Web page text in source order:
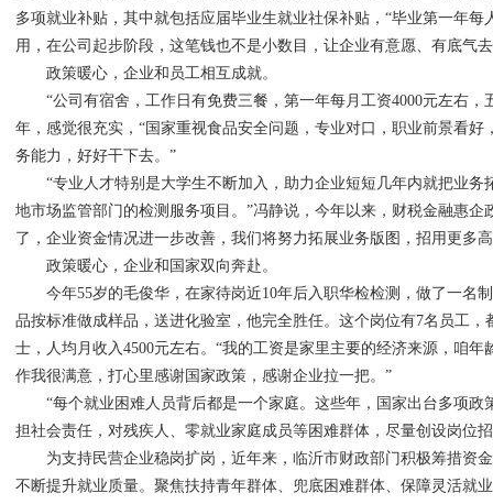
多项就业补贴，其中就包括应届毕业生就业社保补贴，“毕业第一年每
用，在公司起步阶段，这笔钱也不是小数目，让企业有意愿、有底气
政策暖心，企业和员工相互成就。
“公司有宿舍，工作日有免费三餐，第一年每月工资4000元左右，
年，感觉很充实，“国家重视食品安全问题，专业对口，职业前景看
务能力，好好干下去。”
“专业人才特别是大学生不断加入，助力企业短短几年内就把业务
地市场监管部门的检测服务项目。”冯静说，今年以来，财税金融惠企
了，企业资金情况进一步改善，我们将努力拓展业务版图，招用更多
政策暖心，企业和国家双向奔赴。
今年55岁的毛俊华，在家待岗近10年后入职华检检测，做了一名
品按标准做成样品，送进化验室，他完全胜任。这个岗位有7名员工，
士，人均月收入4500元左右。“我的工资是家里主要的经济来源，咱
作我很满意，打心里感谢国家政策，感谢企业拉一把。”
“每个就业困难人员背后都是一个家庭。这些年，国家出台多项政
担社会责任，对残疾人、零就业家庭成员等困难群体，尽量创设岗位
为支持民营企业稳岗扩岗，近年来，临沂市财政部门积极筹措资
不断提升就业质量。聚焦扶持青年群体、兜底困难群体、保障灵活就